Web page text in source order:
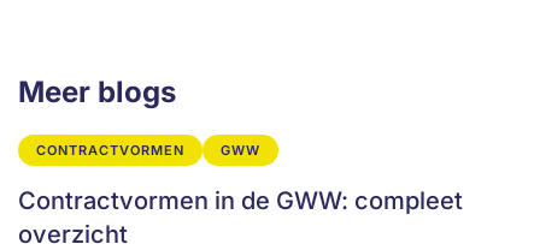
Meer blogs
CONTRACTVORMEN GWW
Contractvormen in de GWW: compleet
overzicht